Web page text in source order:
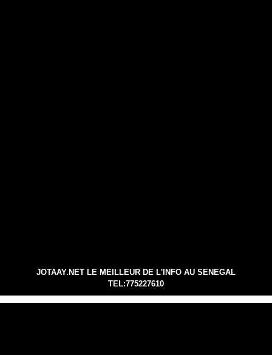
JOTAAY.NET LE MEILLEUR DE L'INFO AU SENEGAL
TEL:775227610